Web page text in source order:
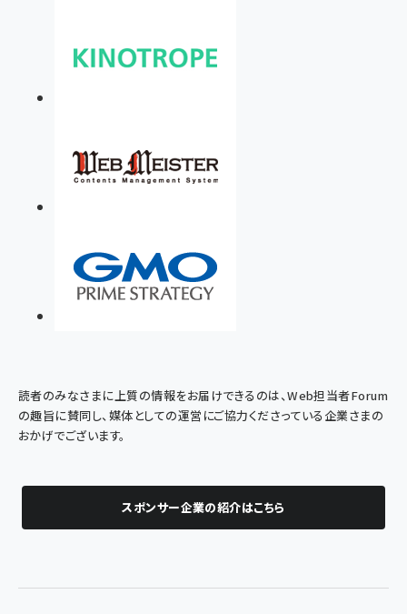
読者のみなさまに上質の情報をお届けできるのは、Web担当者Forum
の趣旨に賛同し、媒体としての運営にご協力くださっている企業さまの
おかげでございます。
スポンサー企業の紹介はこちら